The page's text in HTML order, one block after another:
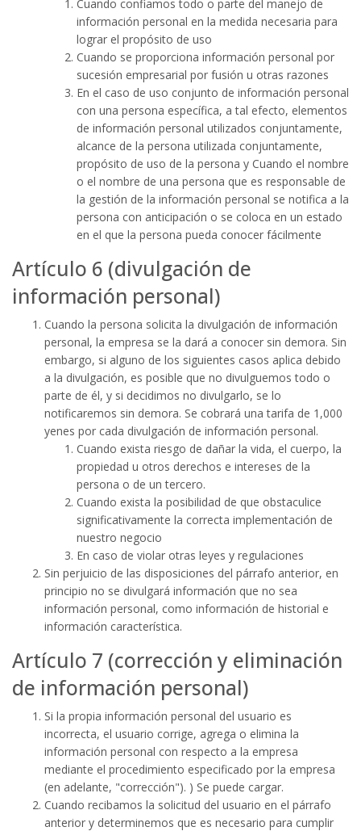
Cuando confiamos todo o parte del manejo de
información personal en la medida necesaria para
lograr el propósito de uso
Cuando se proporciona información personal por
sucesión empresarial por fusión u otras razones
En el caso de uso conjunto de información personal
con una persona específica, a tal efecto, elementos
de información personal utilizados conjuntamente,
alcance de la persona utilizada conjuntamente,
propósito de uso de la persona y Cuando el nombre
o el nombre de una persona que es responsable de
la gestión de la información personal se notifica a la
persona con anticipación o se coloca en un estado
en el que la persona pueda conocer fácilmente
Artículo 6 (divulgación de
información personal)
Cuando la persona solicita la divulgación de información
personal, la empresa se la dará a conocer sin demora. Sin
embargo, si alguno de los siguientes casos aplica debido
a la divulgación, es posible que no divulguemos todo o
parte de él, y si decidimos no divulgarlo, se lo
notificaremos sin demora. Se cobrará una tarifa de 1,000
yenes por cada divulgación de información personal.
Cuando exista riesgo de dañar la vida, el cuerpo, la
propiedad u otros derechos e intereses de la
persona o de un tercero.
Cuando exista la posibilidad de que obstaculice
significativamente la correcta implementación de
nuestro negocio
En caso de violar otras leyes y regulaciones
Sin perjuicio de las disposiciones del párrafo anterior, en
principio no se divulgará información que no sea
información personal, como información de historial e
información característica.
Artículo 7 (corrección y eliminación
de información personal)
Si la propia información personal del usuario es
incorrecta, el usuario corrige, agrega o elimina la
información personal con respecto a la empresa
mediante el procedimiento especificado por la empresa
(en adelante, "corrección"). ) Se puede cargar.
Cuando recibamos la solicitud del usuario en el párrafo
anterior y determinemos que es necesario para cumplir